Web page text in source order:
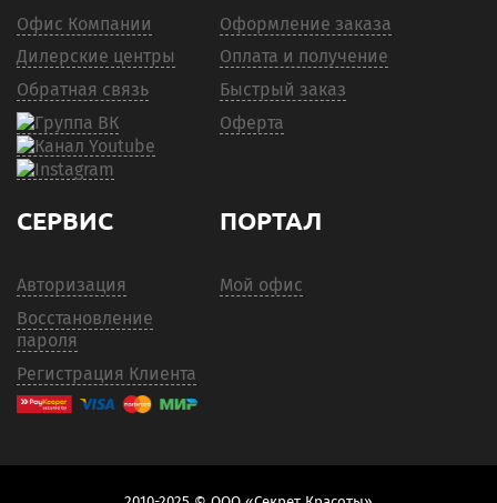
Офис Компании
Дилерские центры
Обратная связь
Оформление заказа
Оплата и получение
Быстрый заказ
Оферта
СЕРВИС
Авторизация
Восстановление
пароля
Регистрация Клиента
ПОРТАЛ
Мой офис